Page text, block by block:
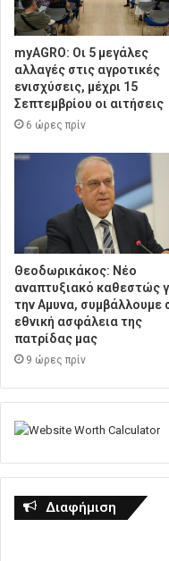
myAGRO: Οι 5 μεγάλες
αλλαγές στις αγροτικές
ενισχύσεις, μέχρι 15
Σεπτεμβρίου οι αιτήσεις
6 ώρες πρίν
Θεοδωρικάκος: Νέο
αναπτυξιακό καθεστώς
την Αμυνα, συμβάλλουμε
εθνική ασφάλεια της
πατρίδας μας
9 ώρες πρίν
Διαφήμιση